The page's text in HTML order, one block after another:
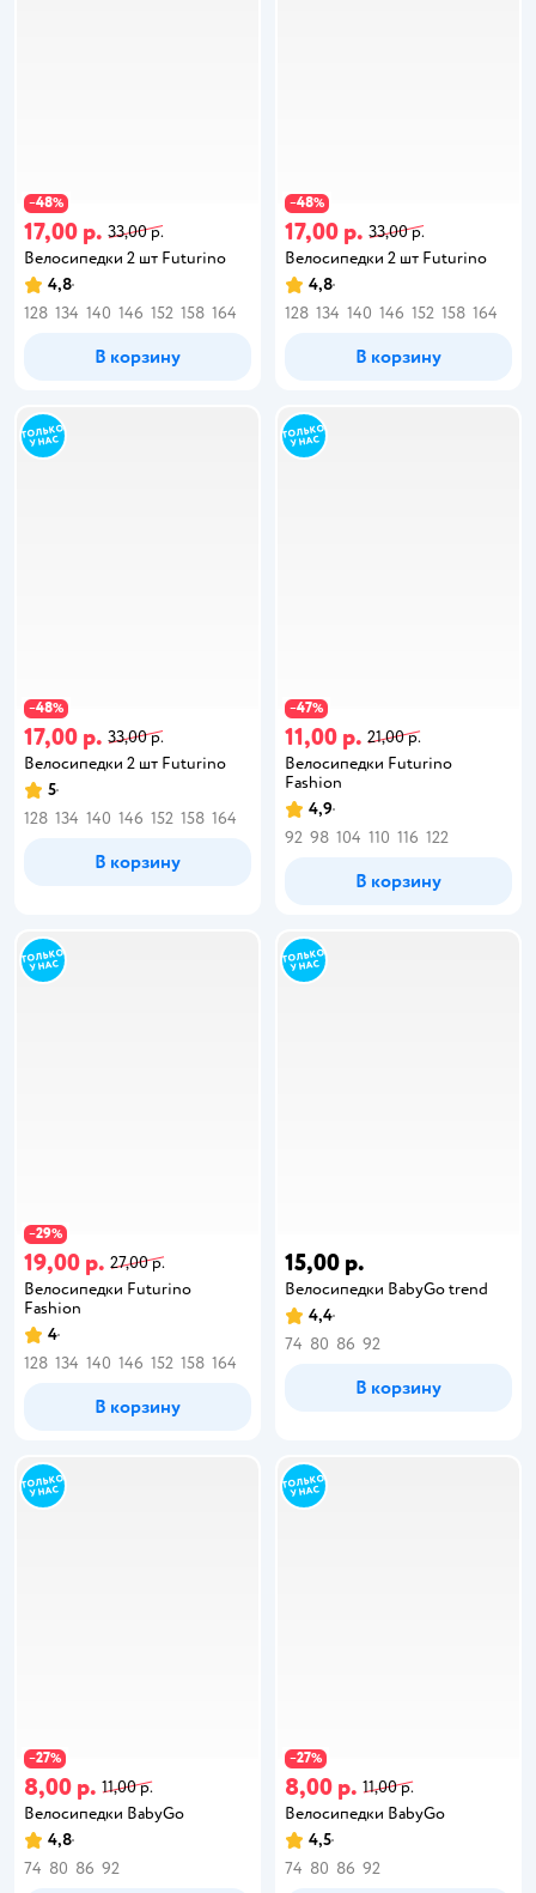
−48%
17,00 р. 33,00 р.
Велосипедки 2 шт Futurino
4,8
128 134 140 146 152 158 164
В корзину
−48%
17,00 р. 33,00 р.
Велосипедки 2 шт Futurino
4,8
128 134 140 146 152 158 164
В корзину
−48%
17,00 р. 33,00 р.
Велосипедки 2 шт Futurino
5
128 134 140 146 152 158 164
В корзину
−47%
11,00 р. 21,00 р.
Велосипедки Futurino
Fashion
4,9
92 98 104 110 116 122
В корзину
−29%
19,00 р. 27,00 р.
Велосипедки Futurino
Fashion
4
128 134 140 146 152 158 164
В корзину
15,00 р.
Велосипедки BabyGo trend
4,4
74 80 86 92
В корзину
−27%
8,00 р. 11,00 р.
Велосипедки BabyGo
4,8
74 80 86 92
−27%
8,00 р. 11,00 р.
Велосипедки BabyGo
4,5
74 80 86 92